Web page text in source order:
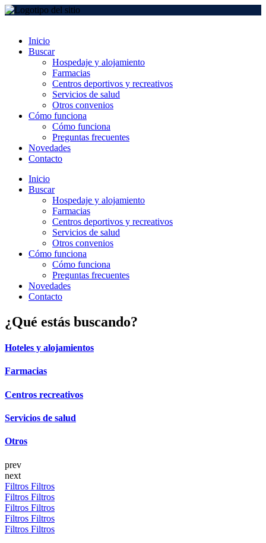
Inicio
Buscar
Hospedaje y alojamiento
Farmacias
Centros deportivos y recreativos
Servicios de salud
Otros convenios
Cómo funciona
Cómo funciona
Preguntas frecuentes
Novedades
Contacto
Inicio
Buscar
Hospedaje y alojamiento
Farmacias
Centros deportivos y recreativos
Servicios de salud
Otros convenios
Cómo funciona
Cómo funciona
Preguntas frecuentes
Novedades
Contacto
¿Qué estás buscando?
Hoteles y alojamientos
Farmacias
Centros recreativos
Servicios de salud
Otros
prev
next
Filtros Filtros
Filtros Filtros
Filtros Filtros
Filtros Filtros
Filtros Filtros